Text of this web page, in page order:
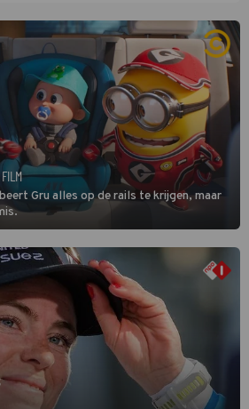
FILM
Gru alles op de rails te krijgen, maar